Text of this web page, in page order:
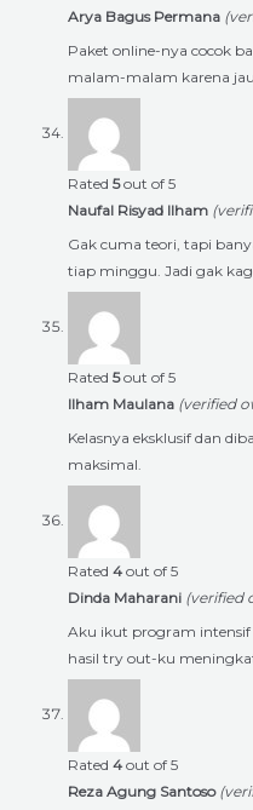
Arya Bagus Permana
Paket online-nya cocok
malam-malam karena
Rated 5out of 5
Naufal Risyad Ilham
Gak cuma teori, tapi
tiap minggu. Jadi gak
Rated 5out of 5
Ilham Maulana (verified
Kelasnya eksklusif dan
maksimal.
Rated 4 out of 5
Dinda Maharani (verified
Aku ikut program intensif
hasil try out-ku
Rated 4 out of 5
Reza Agung Santoso